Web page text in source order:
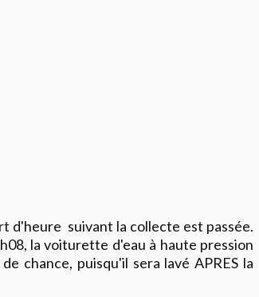
d'heure suivant la collecte est passée.
la voiturette d'eau à haute pression
chance, puisqu'il sera lavé APRES la